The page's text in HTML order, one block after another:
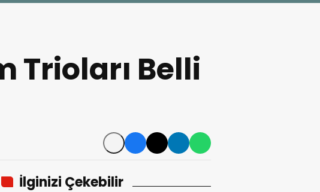
Trioları Belli
İlginizi Çekebilir